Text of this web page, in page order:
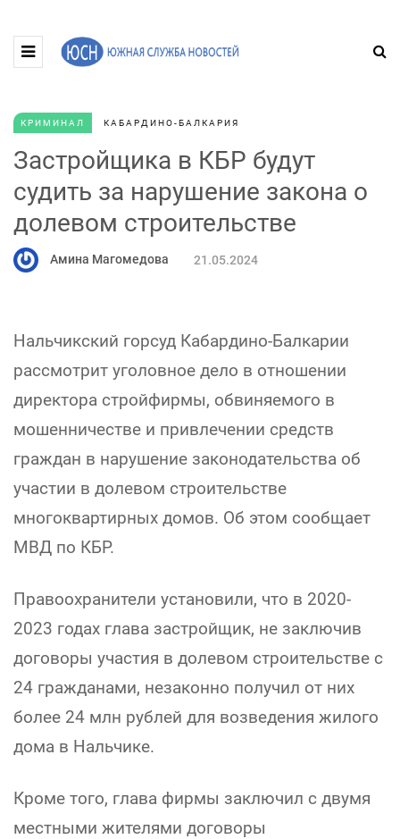
КРИМИНАЛ КАБАРДИНО-БАЛКАРИЯ
Застройщика в КБР будут
судить за нарушение закона о
долевом строительстве
Амина Магомедова 21.05.2024
Нальчикский горсуд Кабардино-Балкарии
рассмотрит уголовное дело в отношении
директора стройфирмы, обвиняемого в
мошенничестве и привлечении средств
граждан в нарушение законодательства об
участии в долевом строительстве
многоквартирных домов. Об этом сообщает
МВД по КБР.
Правоохранители установили, что в 2020-
2023 годах глава застройщик, не заключив
договоры участия в долевом строительстве с
24 гражданами, незаконно получил от них
более 24 млн рублей для возведения жилого
дома в Нальчике.
Кроме того, глава фирмы заключил с двумя
местными жителями договоры